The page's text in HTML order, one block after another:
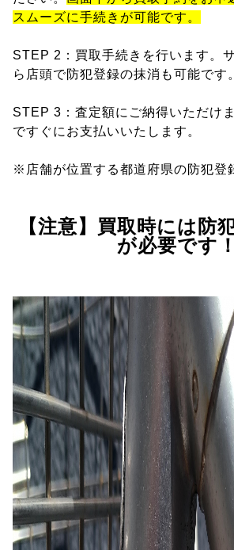
スムーズに手続きが可能です。
STEP 2：買取手続きを行います。
ら店頭で防犯登録の抹消も可能です
STEP 3：査定額にご納得いただけ
ですぐにお支払いいたします。
※店舗が位置する都道府県の防犯登
【注意】買取時には防
が必要です！